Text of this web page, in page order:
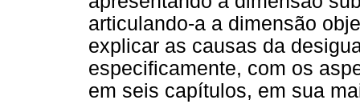
articulando-a a dimensão
explicar as causas da
especificamente, com os
em seis capítulos, em sua